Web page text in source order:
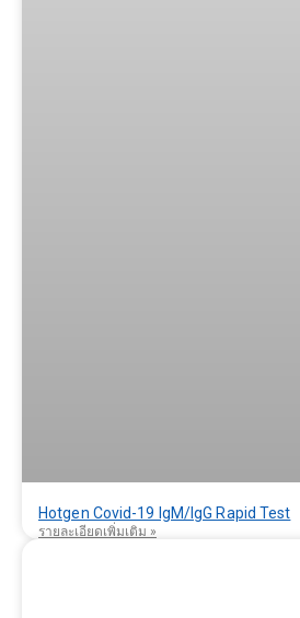
Hotgen Covid-19 IgM/IgG Rapid Test
รายละเอียดเพิ่มเติม »